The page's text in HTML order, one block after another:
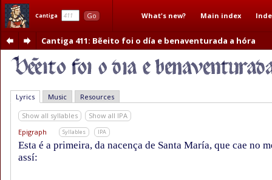
Cantiga Go What's new? Main index
Cantiga 411: Bẽeito foi o día e benaventurada a hóra
Lyrics Music Resources
Show all syllables
Show all IPA
Epigraph
Syllables IPA
Esta é a primeira, da nacença de Santa María, que cae no
assí: